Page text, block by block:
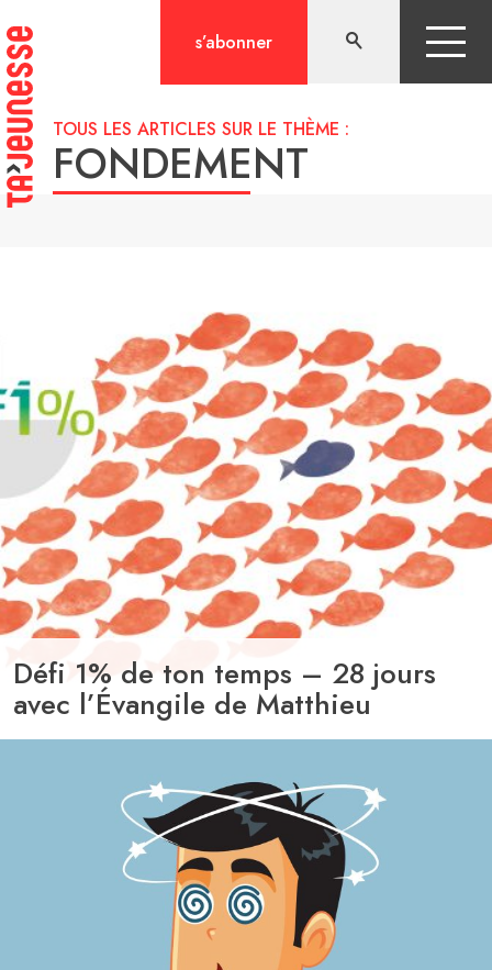
au
contenu
s’abonner
TOUS LES ARTICLES SUR LE THÈME :
FONDEMENT
Défi 1% de ton temps – 28 jours
avec l’Évangile de Matthieu